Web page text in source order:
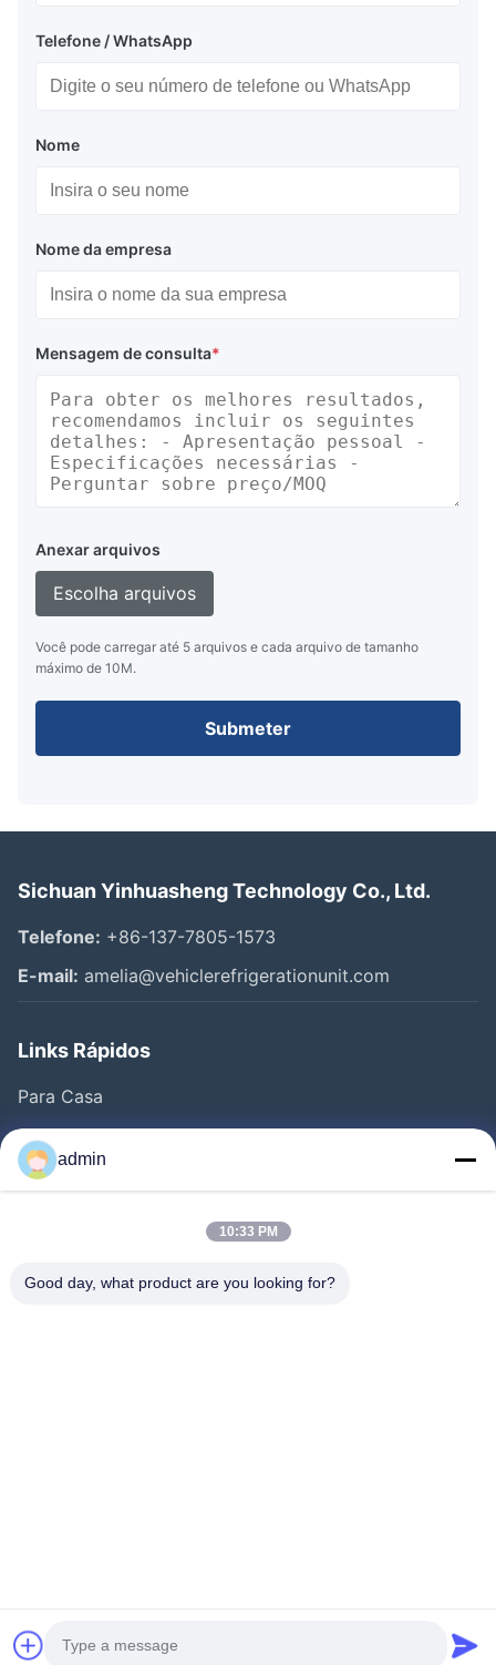
Telefone / WhatsApp
Nome
Nome da empresa
Mensagem de consulta*
Anexar arquivos
Escolha arquivos
Você pode carregar até 5 arquivos e cada arquivo de tamanho
máximo de 10M.
Submeter
Sichuan Yinhuasheng Technology Co., Ltd.
Telefone: +86-137-7805-1573
E-mail: amelia@vehiclerefrigerationunit.com
Links Rápidos
Para Casa
Produtos
Vídeos
Controle De Qualidade
©2024- Sichuan Yinhuasheng Technology Co., Ltd.. . Todos os direitos
admin
10:33 PM
Good day, what product are you looking for?